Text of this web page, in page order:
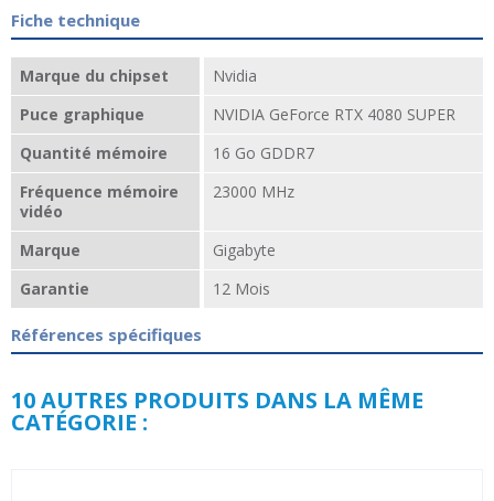
Fiche technique
Marque du chipset
Nvidia
Puce graphique
NVIDIA GeForce RTX 4080 SUPER
Quantité mémoire
16 Go GDDR7
Fréquence mémoire
vidéo
23000 MHz
Marque
Gigabyte
Garantie
12 Mois
Références spécifiques
10 AUTRES PRODUITS DANS LA MÊME
CATÉGORIE :